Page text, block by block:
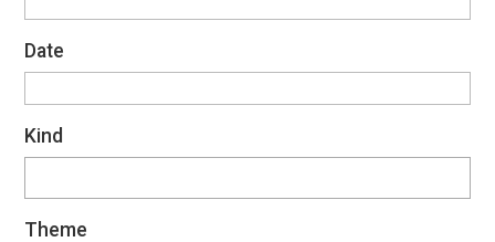
Date
Kind
Theme